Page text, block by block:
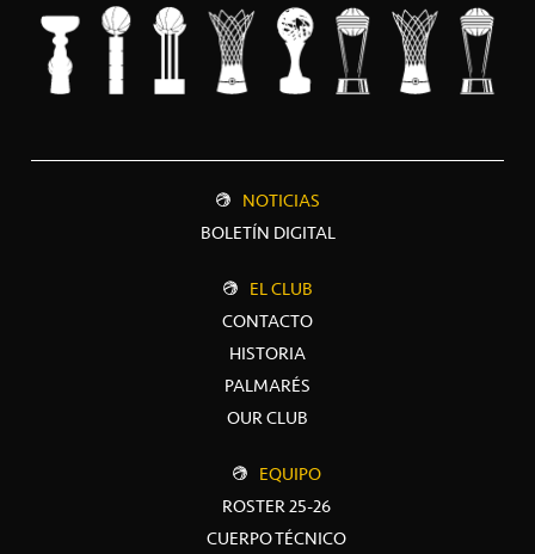
NOTICIAS
BOLETÍN DIGITAL
EL CLUB
CONTACTO
HISTORIA
PALMARÉS
OUR CLUB
EQUIPO
ROSTER 25-26
CUERPO TÉCNICO